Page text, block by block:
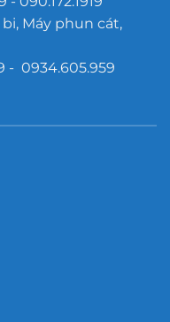
Máy phun cát,
- 0934.605.959